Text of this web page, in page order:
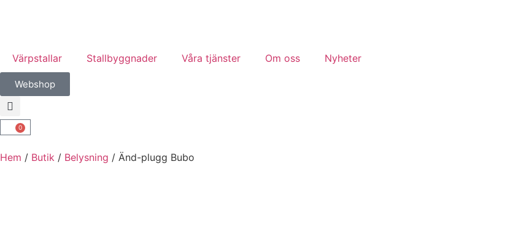
Värpstallar Stallbyggnader Våra tjänster Om oss Nyheter
Webshop
0
Hem / Butik / Belysning / Änd-plugg Bubo